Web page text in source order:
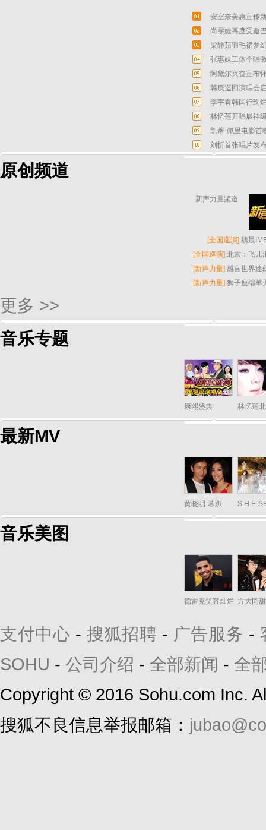
安室奈美惠宣传
尚雯婕再度受邀
梁静茹羽毛裙梦
张惠妹工体个唱
阿黛尔兴奋宣布
韩庚巡回演唱会
李宇春韩国行绚
林忆莲开唱展神
凯蒂-佩里电影首
刘忻首张唱片发
原创频道
新声力量频道
[全国巡演] 魏晨
[全国巡演] 北京：飞儿
[新声力量] 感官世界迷
[新声力量] 狮子座绵羊
更多 >>
音乐专题
康熙盛典 林忆莲
最新MV
黄晓明-暮趴 S.H.E-
音乐美图
德雷克笑容灿烂 方大同
支付中心 - 搜狐招聘 - 广告服务 -
SOHU - 公司介绍 - 全部新闻 - 全
Copyright © 2016 Sohu.com Inc.
搜狐不良信息举报邮箱：